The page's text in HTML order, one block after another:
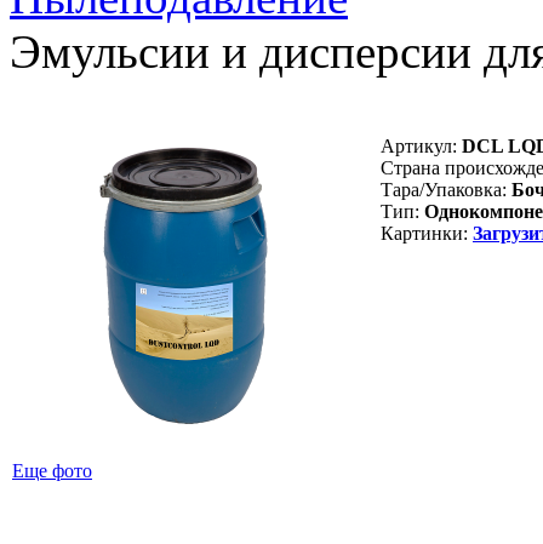
Эмульсии и дисперсии
Еще фото
Артикул: DCL
Страна
Тара/Упаковка:
Тип:
Картинки: